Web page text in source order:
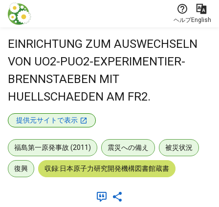
本文に飛ぶ
ヘルプEnglish
EINRICHTUNG ZUM AUSWECHSELN
VON UO2-PUO2-EXPERIMENTIER-
BRENNSTAEBEN MIT
HUELLSCHAEDEN AM FR2.
提供元サイトで表示
福島第一原発事故 (2011) 震災への備え 被災状況
復興 収録:日本原子力研究開発機構図書館蔵書